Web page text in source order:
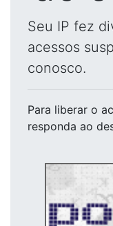
Seu IP fez
acessos
conosco.
Para liberar o
responda ao